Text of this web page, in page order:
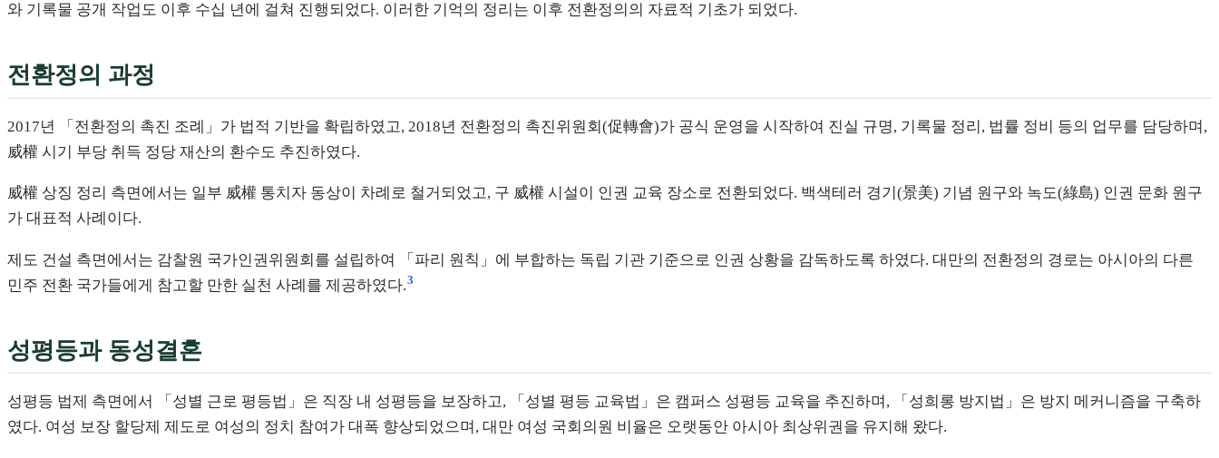
와 기록물 공개 작업도 이후 수십 년에 걸쳐 진행되었다. 이러한 기억의 정리는 이후 전환정의의 자료적 기초가 되었다.
전환정의 과정
2017년 「전환정의 촉진 조례」가 법적 기반을 확립하였고, 2018년 전환정의 촉진위원회(促轉會)가 공식 운영을 시작하여 진실 규명, 기록물 정리, 법률 정비 등의 업무를 담당하며,
威權 시기 부당 취득 정당 재산의 환수도 추진하였다.
威權 상징 정리 측면에서는 일부 威權 통치자 동상이 차례로 철거되었고, 구 威權 시설이 인권 교육 장소로 전환되었다. 백색테러 경기(景美) 기념 원구와 녹도(綠島) 인권 문화 원구
가 대표적 사례이다.
제도 건설 측면에서는 감찰원 국가인권위원회를 설립하여 「파리 원칙」에 부합하는 독립 기관 기준으로 인권 상황을 감독하도록 하였다. 대만의 전환정의 경로는 아시아의 다른
민주 전환 국가들에게 참고할 만한 실천 사례를 제공하였다.3
성평등과 동성결혼
성평등 법제 측면에서 「성별 근로 평등법」은 직장 내 성평등을 보장하고, 「성별 평등 교육법」은 캠퍼스 성평등 교육을 추진하며, 「성희롱 방지법」은 방지 메커니즘을 구축하
였다. 여성 보장 할당제 제도로 여성의 정치 참여가 대폭 향상되었으며, 대만 여성 국회의원 비율은 오랫동안 아시아 최상위권을 유지해 왔다.